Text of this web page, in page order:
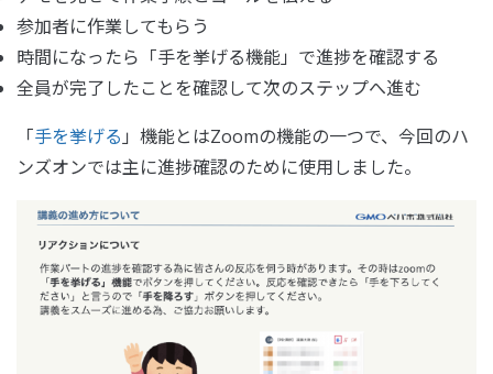
参加者に作業してもらう
時間になったら「手を挙げる機能」で進捗を確認する
全員が完了したことを確認して次のステップへ進む
「手を挙げる 」機能とはZoomの機能の一つで、今回のハ
ンズオンでは主に進捗確認のために使用しました。